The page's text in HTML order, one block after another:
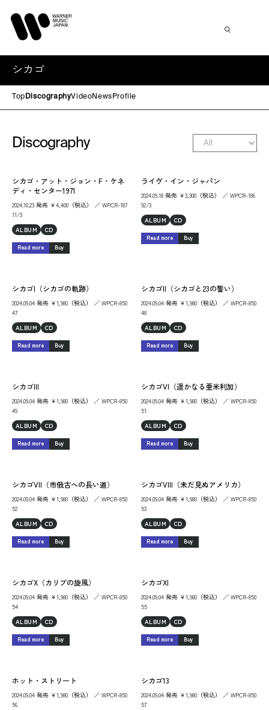
シカゴ
Top DiscographyVideoNews Profile
Discography
シカゴ・アット・ジョン・F・ケネ
ディ・センター1971
2024.10.23 発売 ￥4,400（税込） ／ WPCR-187
11/3
ALBUM
CD
Read more Buy
ライヴ・イン・ジャパン
2024.09.18 発売 ￥3,300（税込） ／ WPCR-186
92/3
ALBUM
CD
Read more Buy
シカゴI（シカゴの軌跡）
2024.09.04 発売 ￥1,980（税込） ／ WPCR-850
47
ALBUM
CD
Read more Buy
シカゴII（シカゴと23の誓い）
2024.09.04 発売 ￥1,980（税込） ／ WPCR-850
48
ALBUM
CD
Read more Buy
シカゴIII
2024.09.04 発売 ￥1,980（税込） ／ WPCR-850
49
ALBUM
CD
Read more Buy
シカゴVI（遥かなる亜米利加）
2024.09.04 発売 ￥1,980（税込） ／ WPCR-850
51
ALBUM
CD
Read more Buy
シカゴVII（市俄古への長い道）
2024.09.04 発売 ￥1,980（税込） ／ WPCR-850
52
ALBUM
CD
Read more Buy
シカゴVIII（未だ見ぬアメリカ）
2024.09.04 発売 ￥1,980（税込） ／ WPCR-850
53
ALBUM
CD
Read more Buy
シカゴX（カリブの旋風）
2024.09.04 発売 ￥1,980（税込） ／ WPCR-850
54
ALBUM
CD
Read more Buy
シカゴXI
2024.09.04 発売 ￥1,980（税込） ／ WPCR-850
55
ALBUM
CD
Read more Buy
ホット・ストリート
2024.09.04 発売 ￥1,980（税込） ／ WPCR-850
56
シカゴ13
2024.09.04 発売 ￥1,980（税込） ／ WPCR-850
57